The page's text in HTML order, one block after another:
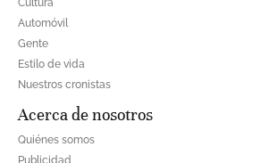
Automóvil
Gente
Estilo de vida
Nuestros cronistas
Acerca de nosotros
Quiénes somos
Publicidad